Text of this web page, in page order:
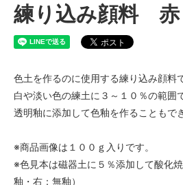
練り込み顔料
色土を作るのに使用する練り込み顔料
白や淡い色の練土に３～１０％の範囲
透明釉に添加して色釉を作ることもで
※商品画像は１００ｇ入りです。
※色見本は磁器土に５％添加して酸化
釉・右：無釉）